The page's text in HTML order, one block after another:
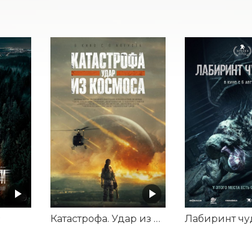
Катастрофа. Удар из космоса Лабиринт